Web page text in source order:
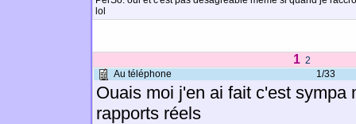
lol
1 2
Au téléphone
1/33
Ouais moi j'en ai fait c'est sympa
rapports réels